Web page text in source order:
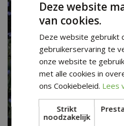
Deze website
van cookies.
Deze website gebruikt
gebruikerservaring te
onze website te
met alle cookies in
ons Cookiebeleid. Lees
Strikt
noodzakelijk